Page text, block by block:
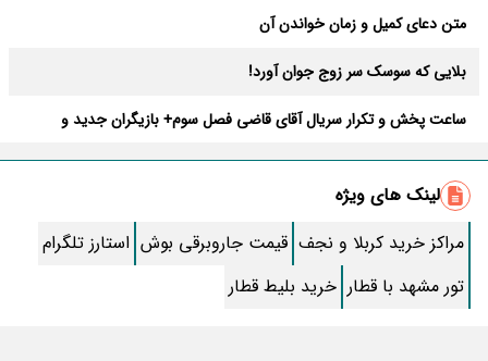
متن دعای کمیل و زمان خواندن آن
بلایی که سوسک سر زوج جوان آورد!
ساعت پخش و تکرار سریال آقای قاضی فصل سوم+ بازیگران جدید و
طرز تهیه سالاد ماکارونی خانگی خوشمزه و لذیذ + آموزش تصویری
طرز تهیه پاستا با سس آلفردو و مرغ فوری + آموزش تصویری پنه
جواب کامل اسم فامیل با “س”
ماه قرمز نشانه آخر دنیا در آسمان ظاهر شد !
لینک های ویژه
مراکز خرید کربلا و نجف قیمت جاروبرقی بوش استارز تلگرام
تور مشهد با قطار خرید بلیط قطار